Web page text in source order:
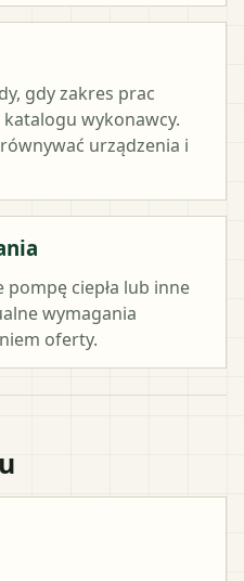
gdy zakres prac
wykonawcy.
urządzenia i
pompę ciepła lub inne
wymagania
oferty.